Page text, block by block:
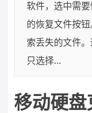
软件，选中需
的恢复文件按
索丢失的文件
只选择...
移动硬盘